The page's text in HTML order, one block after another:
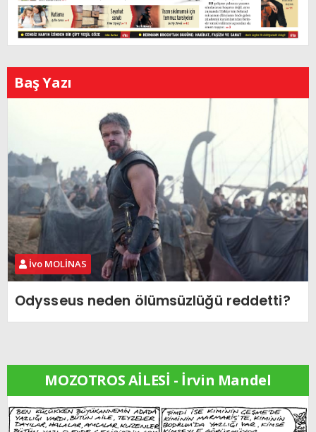
Baş Yazı
İvo MOLİNAS
Odysseus neden ölümsüzlüğü reddetti?
MOZOTROS AİLESİ - İrvin Mandel